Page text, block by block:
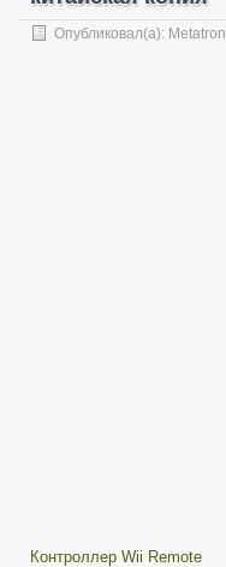
Опубликовал(а): Metatron
Контроллер Wii Remote